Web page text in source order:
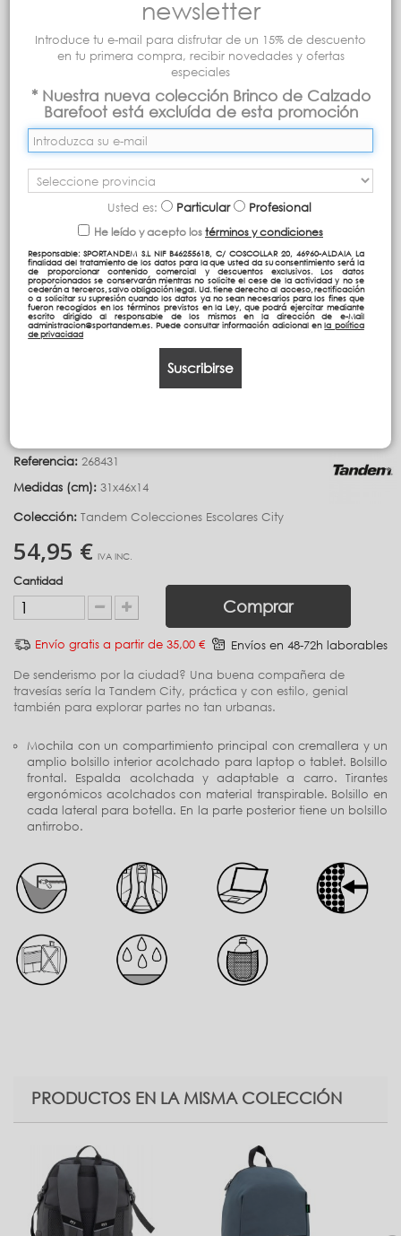
newsletter
Introduce tu e-mail para disfrutar de un 15% de descuento
en tu primera compra, recibir novedades y ofertas
especiales
* Nuestra nueva colección Brinco de Calzado
Barefoot está excluída de esta promoción
Usted es: Particular Profesional
He leído y acepto los términos y condiciones
Responsable: SPORTANDEM S.L NIF B46255618, C/ COSCOLLAR 20, 46960-ALDAIA La
finalidad del tratamiento de los datos para la que usted da su consentimiento será la
de proporcionar contenido comercial y descuentos exclusivos. Los datos
proporcionados se conservarán mientras no solicite el cese de la actividad y no se
cederán a terceros, salvo obligación legal. Ud. tiene derecho al acceso, rectificación
o a solicitar su supresión cuando los datos ya no sean necesarios para los fines que
fueron recogidos en los términos previstos en la Ley, que podrá ejercitar mediante
escrito dirigido al responsable de los mismos en la dirección de e-Mail
administracion@sportandem.es. Puede consultar información adicional enla política
de privacidad
Suscribirse
Referencia: 268431
Medidas (cm): 31x46x14
Colección: Tandem Colecciones Escolares City
54,95 € IVA INC.
Cantidad
Comprar
Envío gratis a partir de 35,00 € Envíos en 48-72h laborables
De senderismo por la ciudad? Una buena compañera de
travesías sería la Tandem City, práctica y con estilo, genial
también para explorar partes no tan urbanas.
Mochila con un compartimiento principal con cremallera y un
amplio bolsillo interior acolchado para laptop o tablet. Bolsillo
frontal. Espalda acolchada y adaptable a carro. Tirantes
ergonómicos acolchados con material transpirable. Bolsillo en
cada lateral para botella. En la parte posterior tiene un bolsillo
antirrobo.
PRODUCTOS EN LA MISMA COLECCIÓN